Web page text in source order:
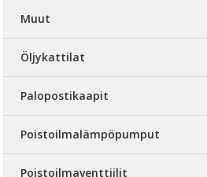
Muut
Öljykattilat
Palopostikaapit
Poistoilmalämpöpumput
Poistoilmaventtiilit